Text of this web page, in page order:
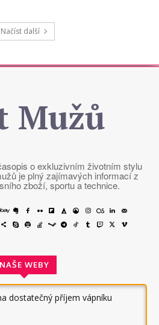
Načíst další
Mužů
o exkluzivním životním stylu
je plný zajímavých informací z
zboží, sportu a technice.
NAŠE WEBY
dostatečný příjem vápníku